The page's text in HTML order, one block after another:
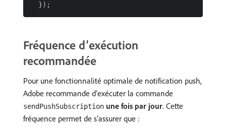
Fréquence d’exécution
recommandée
Pour une fonctionnalité optimale de notification push,
Adobe recommande d’exécuter la commande
sendPushSubscription une fois par jour. Cette
fréquence permet de s’assurer que :